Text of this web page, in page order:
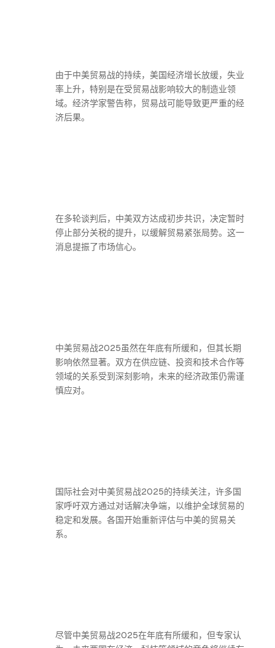
由于中美贸易战的持续，美国经济增长放缓，失业
率上升，特别是在受贸易战影响较大的制造业领
域。经济学家警告称，贸易战可能导致更严重的经
济后果。
在多轮谈判后，中美双方达成初步共识，决定暂时
停止部分关税的提升，以缓解贸易紧张局势。这一
消息提振了市场信心。
中美贸易战2025虽然在年底有所缓和，但其长期
影响依然显著。双方在供应链、投资和技术合作等
领域的关系受到深刻影响，未来的经济政策仍需谨
慎应对。
国际社会对中美贸易战2025的持续关注，许多国
家呼吁双方通过对话解决争端，以维护全球贸易的
稳定和发展。各国开始重新评估与中美的贸易关
系。
尽管中美贸易战2025在年底有所缓和，但专家认